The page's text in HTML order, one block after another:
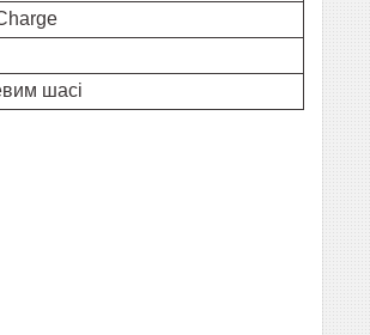
шасі